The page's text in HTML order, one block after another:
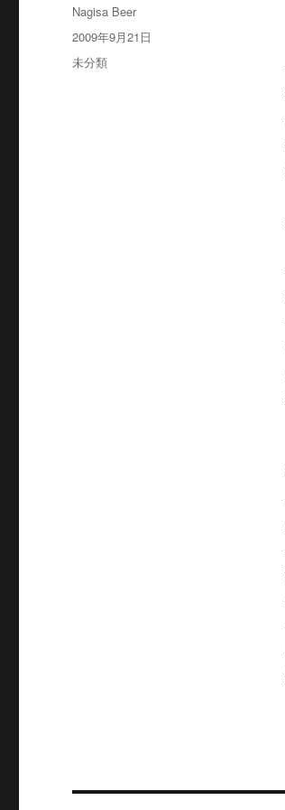
投
稿
Nagisa Beer
投
稿
日:
2009年9月21日
カ
未分類